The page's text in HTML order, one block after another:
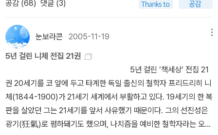
소스들이 아깝다. 이 재료로 이렇게 만들다니.심리학으로 제발 이러
지 마세요ㅜㅜ​📎 '명석한 의식을 갖게 된 여성이 몽매한 남자를 용납
할 수는 없었다. 하와는 곧바로 금지된 열매를 아담과 함께 나누어 먹
었다. 아담에게도 자의식이 생겼다. 작은 변화가 일어났다. 태초부터
남성의 자의식은 여성이 만들어 준 것이다. 남성이 맡은 일을 제대로
하지 못했을 때 여성은 남성을 거부하는 방식으로 남성의 자의식을
깨운다. 때로는 망신 주기 방식을 쓸 때도 있다. 출산이라는 원초적인
역할을 맡고 있는 여성이 이런 식으로 남성을 자극하는 것은 이상한
일이 아니다. 오히려 그렇게 하지 않는 것이 더 이상하다. 자극을 통해
지는 작업들이 많았다. ‘니체 전집’의 완간(2, 6, 9, 12, 19권은 올해
출간)이 대표적인 예이고, 하이데거의 번역(<이정표>, <사유란 무엇
인가>)도 마찬가지 맥락이다. 베르그손 저서도 두권(<물질과 기억>,
<창조적 진화>) 번역됐고 헤겔(<정신현상학 1~2>, <청년헤겔의 신
학론집>) 역시 시장에서 인기가 별로 없는 것과는 별도로 꾸준히 번
역되는 중이며, 칸트(<윤리형이상학 정초> 외)도 마찬가지로 전공자
들이 나서서 완성된 그림을 위해 내달리는 중이다.이 원전 번역서들
의 특징은 기사에서의 지적대로 '해당전공자'들의 노작이라는 점이다.
칸트, 헤겔, 니체, 하이데거, 베르그손(베르그송)등 사유의 거장들의
주저들이 계속한국어로 옷을 갈아입고 있는 추세는 말할 것도 없이
공감 (68) 댓글 (3)
눈보라콘 2005-11-19
5년 걸린 니체 전집 21권
5년 걸린 ‘책세상’ 전집 21
권 20세기를 코 앞에 두고 타계한 독일 출신의 철학자 프리드리히 니
체(1844-1900)가 21세기 세계에서 부활하고 있다. 19세기의 한 복
판을 살았던 그는 21세기를 앞서 사유했기 때문이다. 그의 선진성은
광기(狂氣)로 폄하돼기도 했으며, 나치즘을 예비한 철학자라는 오해